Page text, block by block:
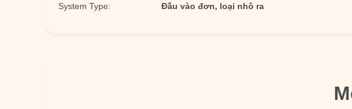
System Type: Đầu vào đơn, loại nhô ra